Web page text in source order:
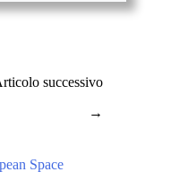
successivo
→